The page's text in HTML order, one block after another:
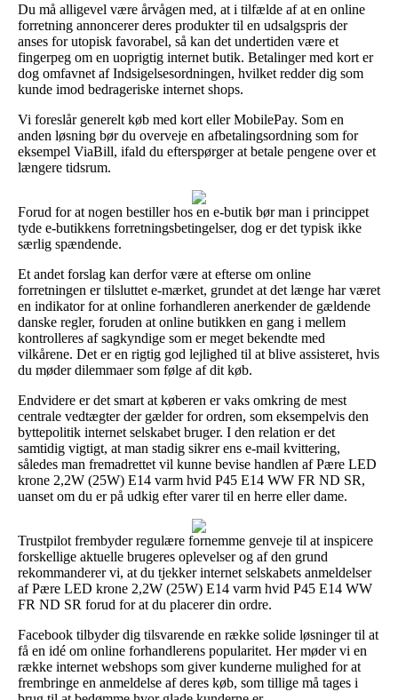
Du må alligevel være årvågen med, at i tilfælde af at en online
forretning annoncerer deres produkter til en udsalgspris der
anses for utopisk favorabel, så kan det undertiden være et
fingerpeg om en uoprigtig internet butik. Betalinger med kort er
dog omfavnet af Indsigelsesordningen, hvilket redder dig som
kunde imod bedrageriske internet shops.
Vi foreslår generelt køb med kort eller MobilePay. Som en
anden løsning bør du overveje en afbetalingsordning som for
eksempel ViaBill, ifald du efterspørger at betale pengene over et
længere tidsrum.
Forud for at nogen bestiller hos en e-butik bør man i princippet
tyde e-butikkens forretningsbetingelser, dog er det typisk ikke
særlig spændende.
Et andet forslag kan derfor være at efterse om online
forretningen er tilsluttet e-mærket, grundet at det længe har været
en indikator for at online forhandleren anerkender de gældende
danske regler, foruden at online butikken en gang i mellem
kontrolleres af sagkyndige som er meget bekendte med
vilkårene. Det er en rigtig god lejlighed til at blive assisteret, hvis
du møder dilemmaer som følge af dit køb.
Endvidere er det smart at køberen er vaks omkring de mest
centrale vedtægter der gælder for ordren, som eksempelvis den
byttepolitik internet selskabet bruger. I den relation er det
samtidig vigtigt, at man stadig sikrer ens e-mail kvittering,
således man fremadrettet vil kunne bevise handlen af Pære LED
krone 2,2W (25W) E14 varm hvid P45 E14 WW FR ND SR,
uanset om du er på udkig efter varer til en herre eller dame.
Trustpilot frembyder regulære fornemme genveje til at inspicere
forskellige aktuelle brugeres oplevelser og af den grund
rekommanderer vi, at du tjekker internet selskabets anmeldelser
af Pære LED krone 2,2W (25W) E14 varm hvid P45 E14 WW
FR ND SR forud for at du placerer din ordre.
Facebook tilbyder dig tilsvarende en række solide løsninger til at
få en idé om online forhandlerens popularitet. Her møder vi en
række internet webshops som giver kunderne mulighed for at
frembringe en anmeldelse af deres køb, som tillige må tages i